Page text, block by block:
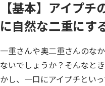
【基本】アイプ
に自然な二重にす
一重さんや奥二重さんのな
ないでしょうか？そんなと
かし、一口にアイプチとい